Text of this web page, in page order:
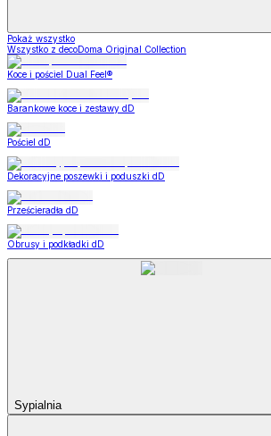
Pokaż wszystko
Wszystko z decoDoma Original Collection
Koce i pościel Dual Feel®
Barankowe koce i zestawy dD
Pościel dD
Dekoracyjne poszewki i poduszki dD
Prześcieradła dD
Obrusy i podkładki dD
Sypialnia